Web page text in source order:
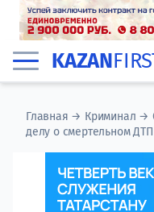
KAZAN
Главная → Криминал →
делу о смертельном